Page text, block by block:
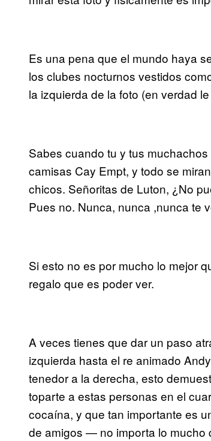
Es una pena que el mundo haya
los clubes nocturnos vestidos
la izquierda de la foto (en verdad
Sabes cuando tu y tus
camisas Cay Empt, y todo se
chicos. Señoritas de Luton, ¿No
Pues no. Nunca, nunca ,nunca te
Si esto no es por mucho lo mejor
regalo que es poder ver.
A veces tienes que dar un paso
izquierda hasta el re animado
tenedor a la derecha, esto
toparte a estas personas en el
cocaína, y que tan importante es
de amigos — no importa lo mucho